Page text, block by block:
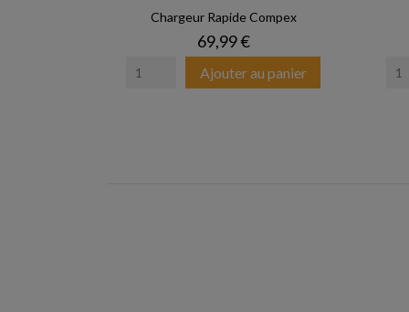
Chargeur Rapide Compex
Prix
69,99 €
Ajouter au panier